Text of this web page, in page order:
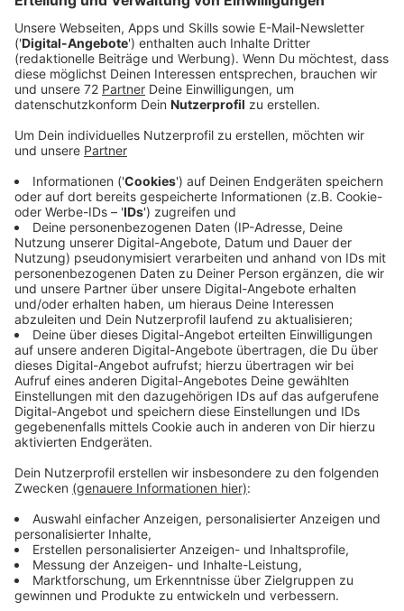
Eine gewisse Zahl von Flüchtlingen kommt aus
Kriegsgebieten, ist hoch traumatisiert und hat dadurch
möglicherweise ein entgrenztes Verhältnis zum
Thema Gewalt - da wäre eine psychosoziale Therapie
oder Betreuung eine echte Hilfe. Damit es gar nicht
erst zu Straftaten oder Gewalt kommt
Anzeige
©picture alliance/dpa | Christoph Reichwein
Herbert Reul hat in NRW ein Programm namens
"Periskop" eingeführt, das als eine Art Gewalttaten-
Prävention von auffälligen Personen einsetzbar ist.
Anzeige
Migrationsdebatte in Deutschland: Könnte
"PeRiskoP" helfen?
Anzeige
vier Jahren gibt es in Nordrhein-Westfalen
Programm “PeRiskoP“. Es könnte eine Antwort auf die
Frage sein, wie man Gewalttaten verhindern könnte.
"Entweder, es gibt Hinweise an die Polizei - oder die